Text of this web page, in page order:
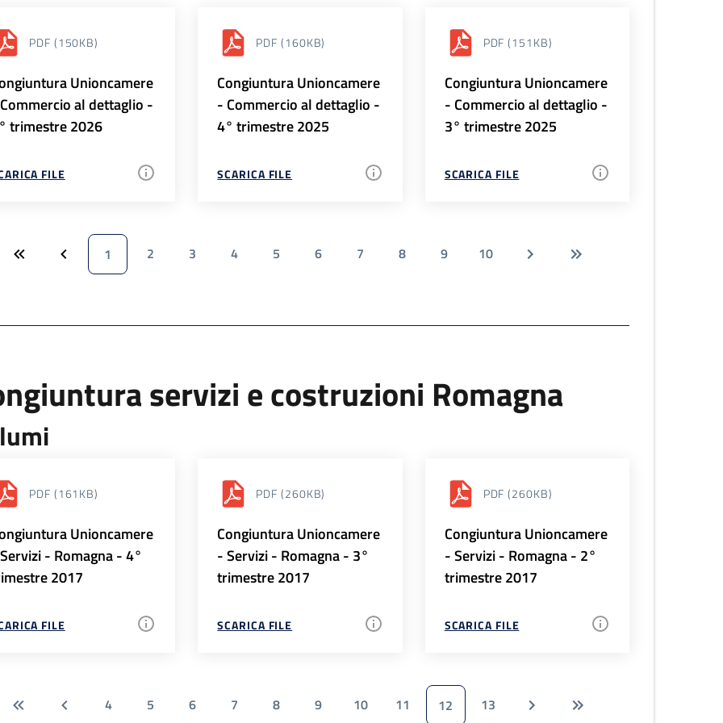
PDF (150KB)
Unioncamere
al dettaglio -
trimestre 2026
FILE
PDF (160KB)
Congiuntura Unioncamere
- Commercio al dettaglio -
4° trimestre 2025
SCARICA FILE
PDF (151KB)
Congiuntura Unioncamere
- Commercio al dettaglio -
3° trimestre 2025
SCARICA FILE
1 2 3 4 5 6 7 8 9 10
servizi e costruzioni Romagna
PDF (161KB)
Unioncamere
- Romagna - 4°
2017
FILE
PDF (260KB)
Congiuntura Unioncamere
- Servizi - Romagna - 3°
trimestre 2017
SCARICA FILE
PDF (260KB)
Congiuntura Unioncamere
- Servizi - Romagna - 2°
trimestre 2017
SCARICA FILE
4 5 6 7 8 9 10 11 12 13